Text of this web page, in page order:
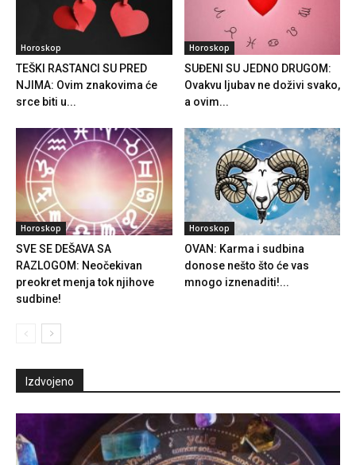
Horoskop
TEŠKI RASTANCI SU PRED
NJIMA: Ovim znakovima će
srce biti u...
Horoskop
SUĐENI SU JEDNO DRUGOM:
Ovakvu ljubav ne doživi svako,
a ovim...
Horoskop
SVE SE DEŠAVA SA
RAZLOGOM: Neočekivan
preokret menja tok njihove
sudbine!
Horoskop
OVAN: Karma i sudbina
donose nešto što će vas
mnogo iznenaditi!...
Izdvojeno